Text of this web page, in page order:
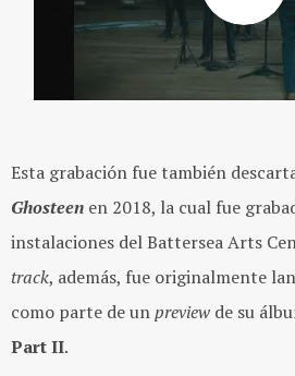
Esta grabación fue también
Ghosteen en 2018, la cual fue
instalaciones del Battersea Arts
track, además, fue originalmente
como parte de unpreview de su
Part II.